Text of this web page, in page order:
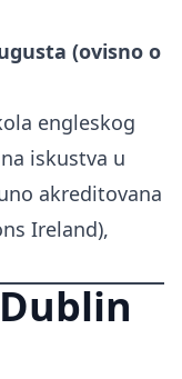
(ovisno o
engleskog
iskustva u
akreditovana
Ireland),